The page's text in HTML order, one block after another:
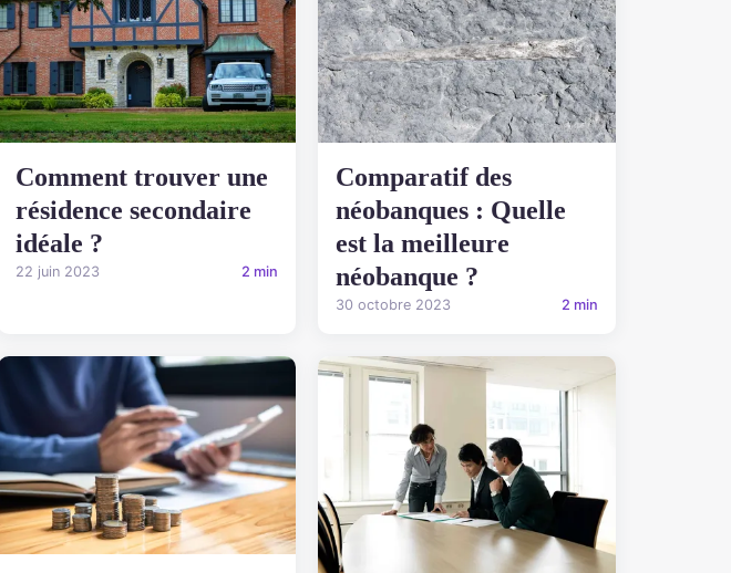
Comment trouver une
résidence secondaire
idéale ?
22 juin 2023 2 min
Comparatif des
néobanques : Quelle
est la meilleure
néobanque ?
30 octobre 2023 2 min